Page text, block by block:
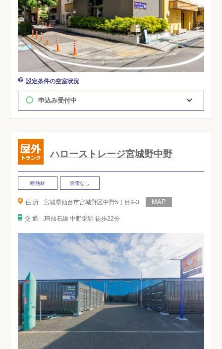
設定条件の空室状況
申込み受付中
ハローストレージ宮城野中野
断熱材 除雪なし
住 所 宮城県仙台市宮城野区中野5丁目9-3
交 通 JR仙石線 中野栄駅 徒歩22分